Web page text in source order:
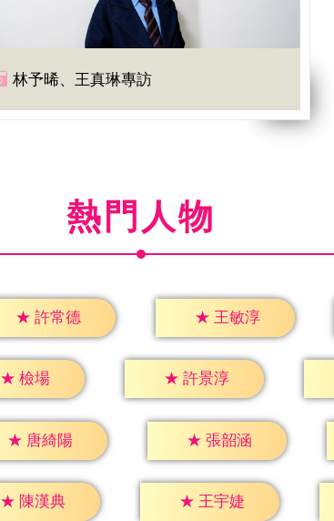
林予晞、王真琳專訪
熱門人物
★ 許常德 ★ 王敏淳
★ 檢場 ★ 許景淳
★ 唐綺陽 ★ 張韶涵
★ 陳漢典 ★ 王宇婕